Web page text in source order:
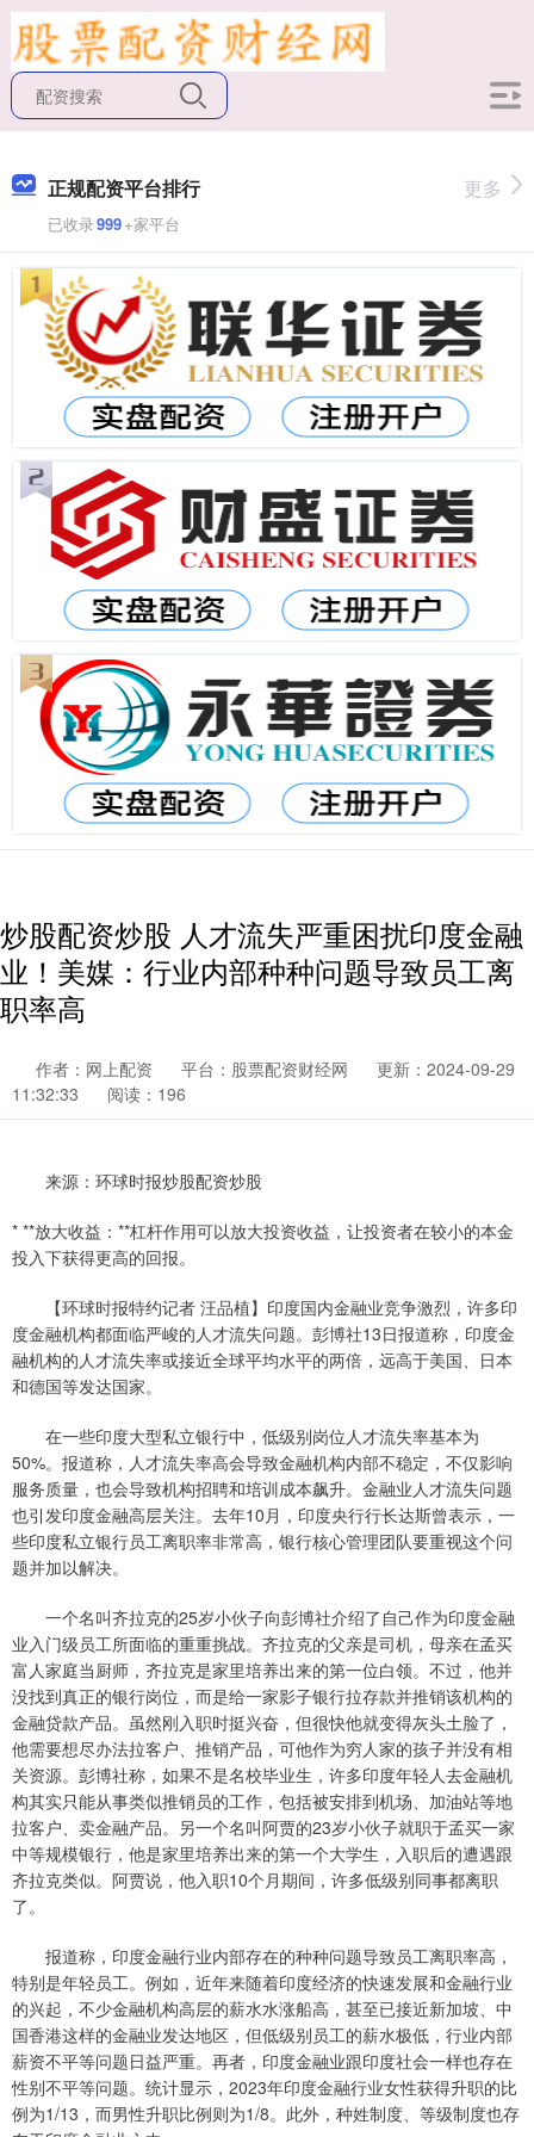
正规配资平台排行
已收录999+家平台
更多
炒股配资炒股 人才流失严重困扰印度金融
业！美媒：行业内部种种问题导致员工离
职率高
作者：网上配资 平台：股票配资财经网
更新：2024-09-29
11:32:33
阅读：196
来源：环球时报炒股配资炒股
* **放大收益：**杠杆作用可以放大投资收益，让投资者在较小的本金
投入下获得更高的回报。
【环球时报特约记者 汪品植】印度国内金融业竞争激烈，许多印
度金融机构都面临严峻的人才流失问题。彭博社13日报道称，印度金
融机构的人才流失率或接近全球平均水平的两倍，远高于美国、日本
和德国等发达国家。
在一些印度大型私立银行中，低级别岗位人才流失率基本为
50%。报道称，人才流失率高会导致金融机构内部不稳定，不仅影响
服务质量，也会导致机构招聘和培训成本飙升。金融业人才流失问题
也引发印度金融高层关注。去年10月，印度央行行长达斯曾表示，一
些印度私立银行员工离职率非常高，银行核心管理团队要重视这个问
题并加以解决。
一个名叫齐拉克的25岁小伙子向彭博社介绍了自己作为印度金融
业入门级员工所面临的重重挑战。齐拉克的父亲是司机，母亲在孟买
富人家庭当厨师，齐拉克是家里培养出来的第一位白领。不过，他并
没找到真正的银行岗位，而是给一家影子银行拉存款并推销该机构的
金融贷款产品。虽然刚入职时挺兴奋，但很快他就变得灰头土脸了，
他需要想尽办法拉客户、推销产品，可他作为穷人家的孩子并没有相
关资源。彭博社称，如果不是名校毕业生，许多印度年轻人去金融机
构其实只能从事类似推销员的工作，包括被安排到机场、加油站等地
拉客户、卖金融产品。另一个名叫阿贾的23岁小伙子就职于孟买一家
中等规模银行，他是家里培养出来的第一个大学生，入职后的遭遇跟
齐拉克类似。阿贾说，他入职10个月期间，许多低级别同事都离职
了。
报道称，印度金融行业内部存在的种种问题导致员工离职率高，
特别是年轻员工。例如，近年来随着印度经济的快速发展和金融行业
的兴起，不少金融机构高层的薪水水涨船高，甚至已接近新加坡、中
国香港这样的金融业发达地区，但低级别员工的薪水极低，行业内部
薪资不平等问题日益严重。再者，印度金融业跟印度社会一样也存在
性别不平等问题。统计显示，2023年印度金融行业女性获得升职的比
例为1/13，而男性升职比例则为1/8。此外，种姓制度、等级制度也存